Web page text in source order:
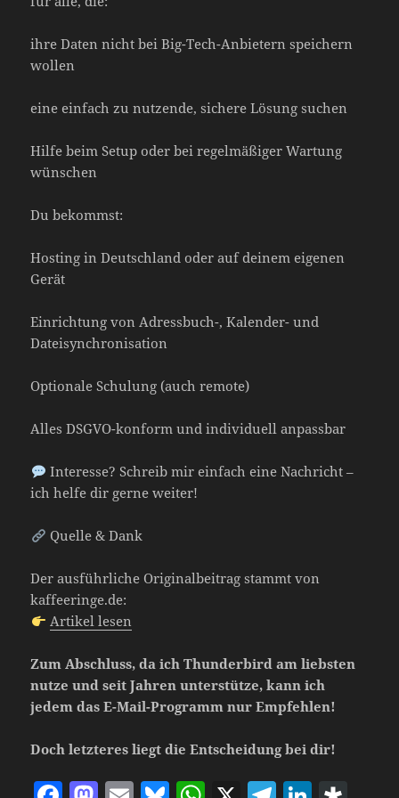
ihre Daten nicht bei Big-Tech-Anbietern speichern
wollen
eine einfach zu nutzende, sichere Lösung suchen
Hilfe beim Setup oder bei regelmäßiger Wartung
wünschen
Du bekommst:
Hosting in Deutschland oder auf deinem eigenen
Gerät
Einrichtung von Adressbuch-, Kalender- und
Dateisynchronisation
Optionale Schulung (auch remote)
Alles DSGVO-konform und individuell anpassbar
Interesse? Schreib mir einfach eine Nachricht –
ich helfe dir gerne weiter!
Quelle & Dank
Der ausführliche Originalbeitrag stammt von
kaffeeringe.de:
Artikel lesen
Zum Abschluss, da ich Thunderbird am liebsten
nutze und seit Jahren unterstütze, kann ich
jedem das E-Mail-Programm nur Empfehlen!
Doch letzteres liegt die Entscheidung bei dir!